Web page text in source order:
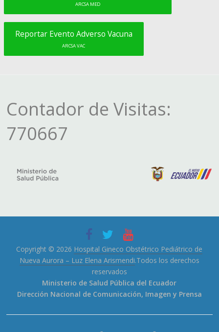
ARCSA MED
Reportar Evento Adverso Vacuna
ARCSA VAC
Contador de Visitas:
770667
Copyright © 2026 Hospital Gineco Obstétrico Pediátrico de
Nueva Aurora – Luz Elena Arismendi.Todos los derechos
reservados
Ministerio de Salud Pública del Ecuador
Dirección Nacional de Comunicación, Imagen y Prensa